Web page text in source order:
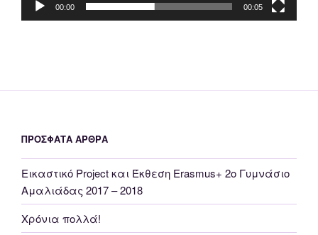
00:00 00:05
ΠΡΌΣΦΑΤΑ ΆΡΘΡΑ
Εικαστικό Project και Έκθεση Erasmus+ 2o Γυμνάσιο
Αμαλιάδας 2017 – 2018
Χρόνια πολλά!